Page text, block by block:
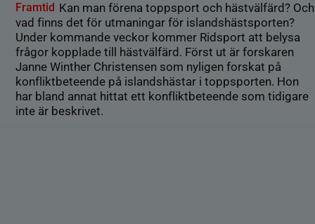
Framtid Kan man förena toppsport och hästvälfärd? Och
vad finns det för utmaningar för islandshästsporten?
Under kommande veckor kommer Ridsport att belysa
frågor kopplade till hästvälfärd. Först ut är forskaren
Janne Winther Christensen som nyligen forskat på
konfliktbeteende på islandshästar i toppsporten. Hon
har bland annat hittat ett konfliktbeteende som tidigare
inte är beskrivet.